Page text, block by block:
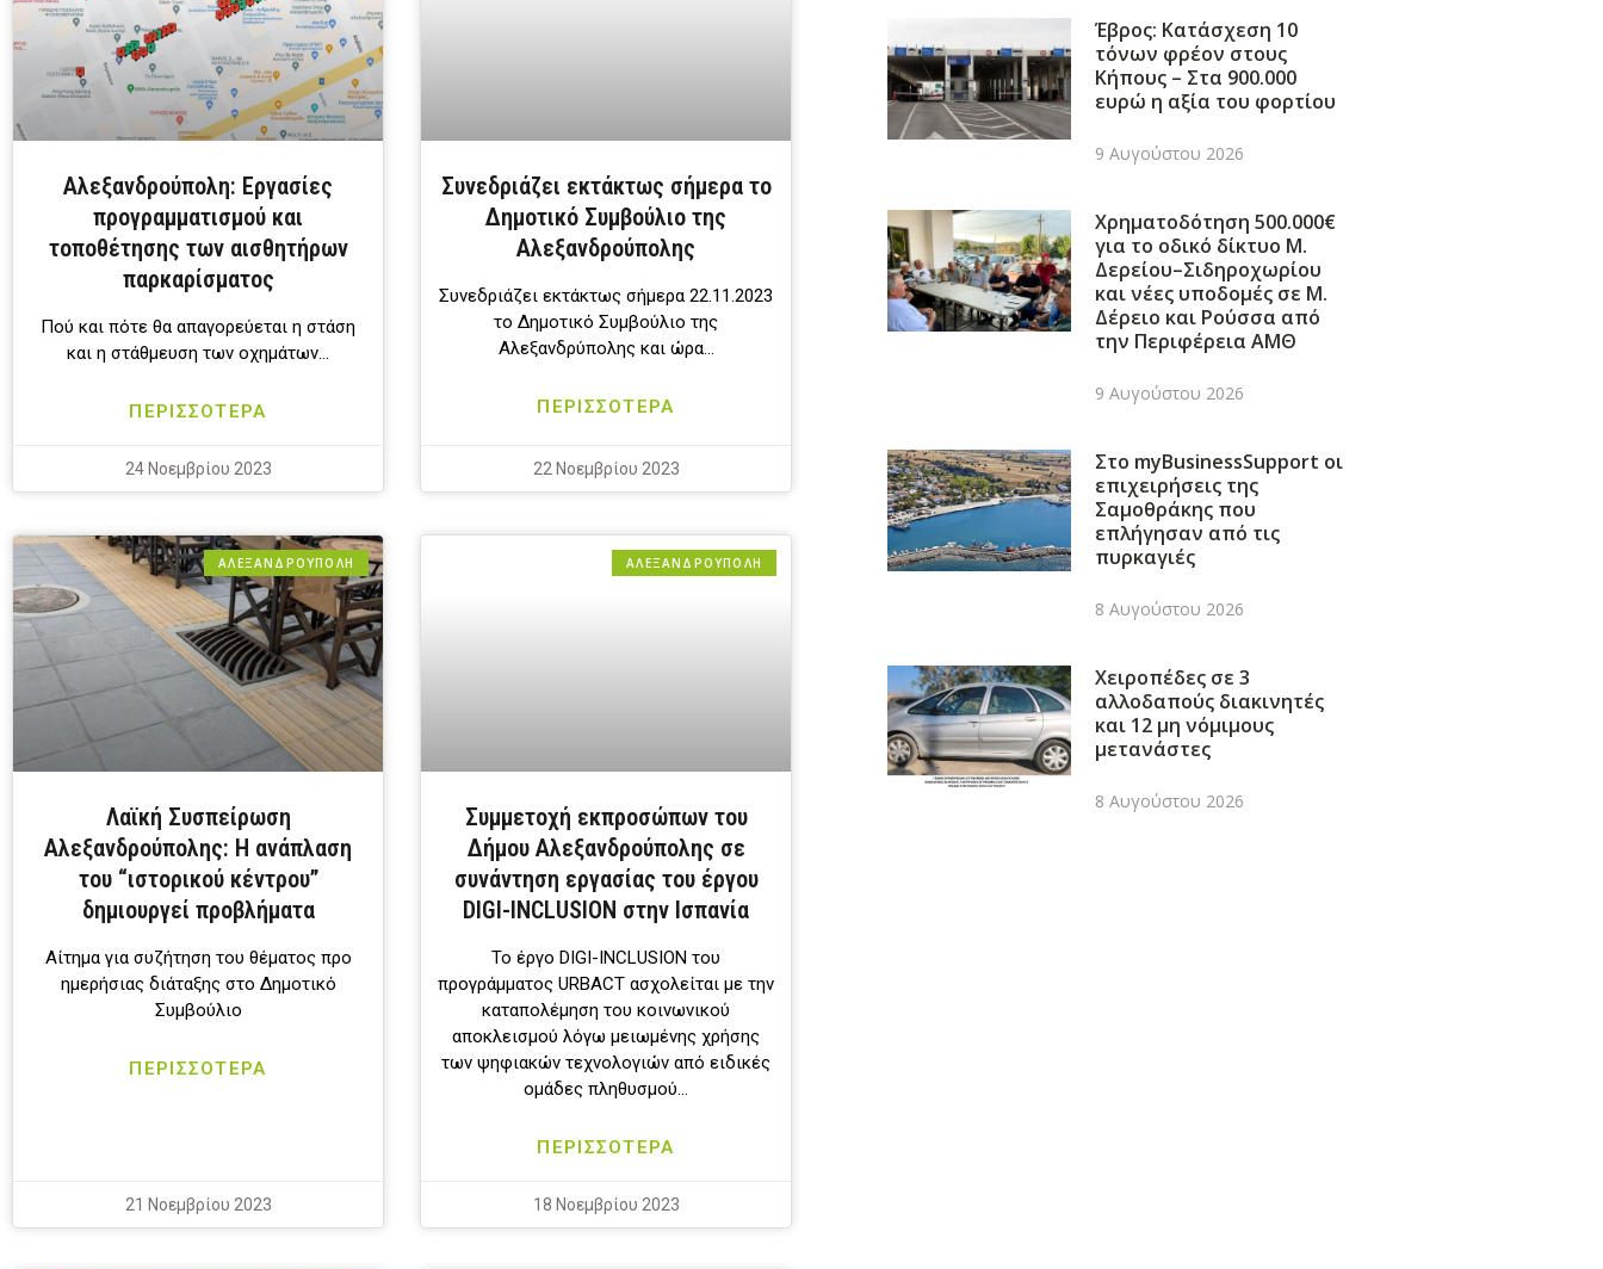
Αλεξανδρούπολη: Εργασίες
προγραμματισμού και
τοποθέτησης των αισθητήρων
παρκαρίσματος
Πού και πότε θα απαγορεύεται η στάση
και η στάθμευση των οχημάτων…
ΠΕΡΙΣΣΟΤΕΡΑ
24 Νοεμβρίου 2023
Συνεδριάζει εκτάκτως σήμερα το
Δημοτικό Συμβούλιο της
Αλεξανδρούπολης
Συνεδριάζει εκτάκτως σήμερα 22.11.2023
το Δημοτικό Συμβούλιο της
Αλεξανδρύπολης και ώρα…
ΠΕΡΙΣΣΟΤΕΡΑ
22 Νοεμβρίου 2023
ΑΛΕΞΑΝΔΡΟΎΠΟΛΗ
Λαϊκή Συσπείρωση
Αλεξανδρούπολης: Η ανάπλαση
του “ιστορικού κέντρου”
δημιουργεί προβλήματα
Αίτημα για συζήτηση του θέματος προ
ημερήσιας διάταξης στο Δημοτικό
Συμβούλιο
ΠΕΡΙΣΣΟΤΕΡΑ
21 Νοεμβρίου 2023
ΑΛΕΞΑΝΔΡΟΎΠΟΛΗ
Συμμετοχή εκπροσώπων του
Δήμου Αλεξανδρούπολης σε
συνάντηση εργασίας του έργου
DIGI-INCLUSION στην Ισπανία
Το έργο DIGI-INCLUSION του
προγράμματος URBACT ασχολείται με την
καταπολέμηση του κοινωνικού
αποκλεισμού λόγω μειωμένης χρήσης
των ψηφιακών τεχνολογιών από ειδικές
ομάδες πληθυσμού…
ΠΕΡΙΣΣΟΤΕΡΑ
18 Νοεμβρίου 2023
Έβρος: Κατάσχεση 10
τόνων φρέον στους
Κήπους – Στα 900.000
ευρώ η αξία του φορτίου
9 Αυγούστου 2026
Χρηματοδότηση 500.000€
για το οδικό δίκτυο Μ.
Δερείου–Σιδηροχωρίου
και νέες υποδομές σε Μ.
Δέρειο και Ρούσσα από
την Περιφέρεια ΑΜΘ
9 Αυγούστου 2026
Στο myBusinessSupport οι
επιχειρήσεις της
Σαμοθράκης που
επλήγησαν από τις
πυρκαγιές
8 Αυγούστου 2026
Χειροπέδες σε 3
αλλοδαπούς διακινητές
και 12 μη νόμιμους
μετανάστες
8 Αυγούστου 2026